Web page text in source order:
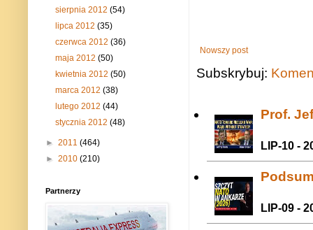
Nowszy post
Subskrybuj:
Prof.
LIP-10 -
LIP-09 -
sierpnia 2012(54)
lipca 2012(35)
czerwca 2012(36)
maja 2012(50)
kwietnia 2012(50)
marca 2012(38)
lutego 2012(44)
stycznia 2012(48)
► 2011 (464)
► 2010 (210)
Partnerzy